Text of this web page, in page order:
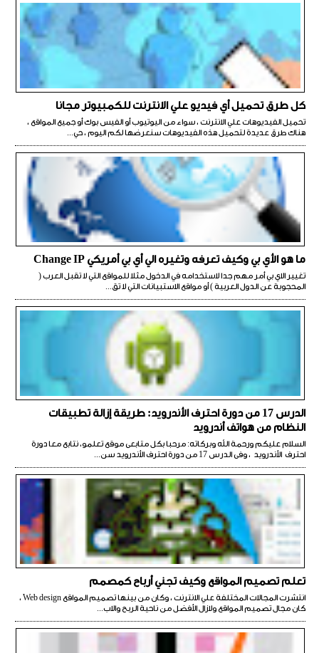
كل طرق تحميل أي فيديو علي الانترنت للكمبيوتر مجانا
تحميل الفيديوهات علي الانترنت ، سواء من اليوتيوب أو الفيس بوك أو جميع المواقع ،
هناك طرق عديدة لتحميل هذه الفيديوهات سنعرضها لكم اليوم ، حي...
ما هو الأي بي وكيف تعرفه وتغيره الي أي بي أمريكي Change IP
تغيير الاي بي أمر مهم جدا لاستخدامه في الدخول مثلا للمواقع التي لا تقبل العرب (
المحجوبة عن الدول العربية ) أو مواقع الاستبيانات التي لا تق...
الدرس 17 من دورة احترف الأندرويد: طريقة إزالة تطبيقات
النظام من هواتف أندرويد
السلام عليكم ورحمة الله وبركاته: مرحبا بكل متابعى موقع تعلمو، نتابع معا دورة
احترف الأندرويد ، وفى الدرس 17 من دورة احترف الأندرويد سن...
تعلم تصميم المواقع وكيف تجني أرباح كمصمم
انتشرت المجالات المختلفة علي الانترنت ، وكان من بينها تصميم المواقع Web design ،
كان مجال تصميم المواقع ولازال الأفضل من ناحية الربح والاب...